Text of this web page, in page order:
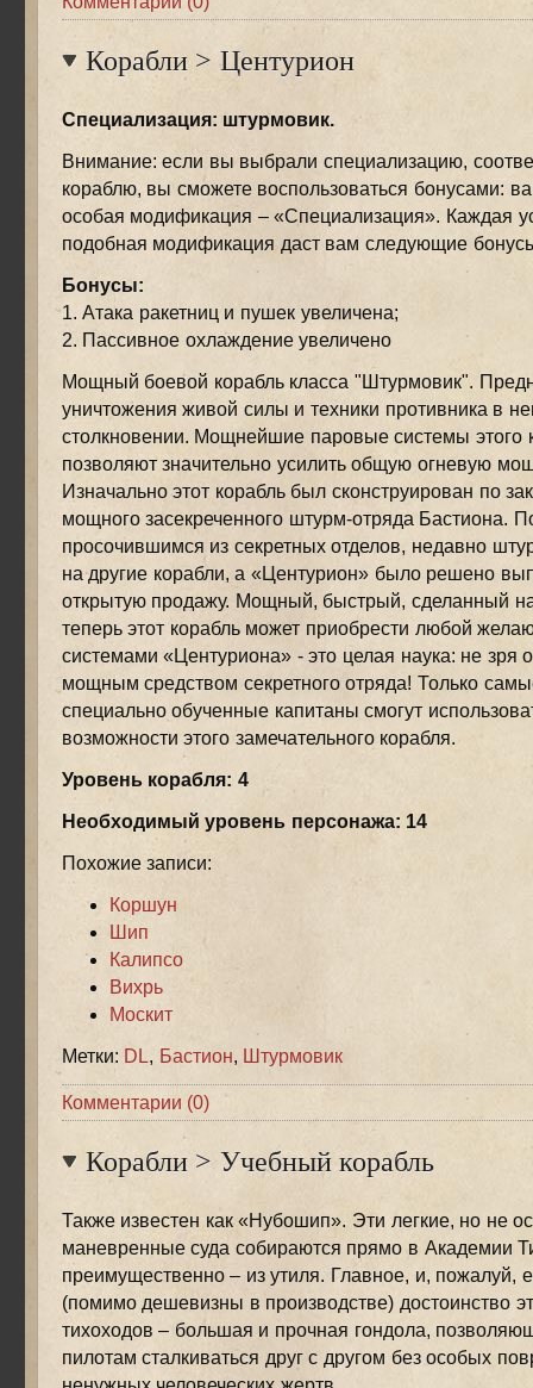
Корабли>Центурион
Специализация: штурмовик.
Внимание: если вы выбрали специализацию,
кораблю, вы сможете воспользоваться бонусами:
особая модификация – «Специализация». Каждая
подобная модификация даст вам следующие
Бонусы:
1. Атака ракетниц и пушек увеличена;
2. Пассивное охлаждение увеличено
Мощный боевой корабль класса "Штурмовик".
уничтожения живой силы и техники противника в
столкновении. Мощнейшие паровые системы этого
позволяют значительно усилить общую огневую
Изначально этот корабль был сконструирован по
мощного засекреченного штурм-отряда Бастиона.
просочившимся из секретных отделов, недавно
на другие корабли, а «Центурион» было решено
открытую продажу. Мощный, быстрый, сделанный
теперь этот корабль может приобрести любой
системами «Центуриона» - это целая наука: не
мощным средством секретного отряда! Только
специально обученные капитаны смогут
возможности этого замечательного корабля.
Уровень корабля: 4
Необходимый уровень персонажа: 14
Похожие записи:
Коршун
Шип
Калипсо
Вихрь
Москит
Метки: DL, Бастион, Штурмовик
Комментарии (0)
Корабли> Учебный корабль
Также известен как «Нубошип». Эти легкие, но не
маневренные суда собираются прямо в Академии
преимущественно – из утиля. Главное, и, пожалуй,
(помимо дешевизны в производстве) достоинство
тихоходов – большая и прочная гондола,
пилотам сталкиваться друг с другом без особых